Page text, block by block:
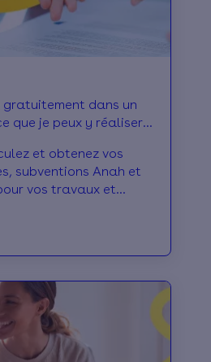
gratuitement dans un
que je peux y réaliser
et obtenez vos
subventions Anah et
vos travaux et